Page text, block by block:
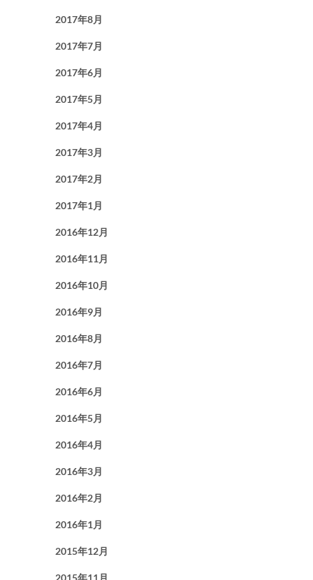
2017年8月
2017年7月
2017年6月
2017年5月
2017年4月
2017年3月
2017年2月
2017年1月
2016年12月
2016年11月
2016年10月
2016年9月
2016年8月
2016年7月
2016年6月
2016年5月
2016年4月
2016年3月
2016年2月
2016年1月
2015年12月